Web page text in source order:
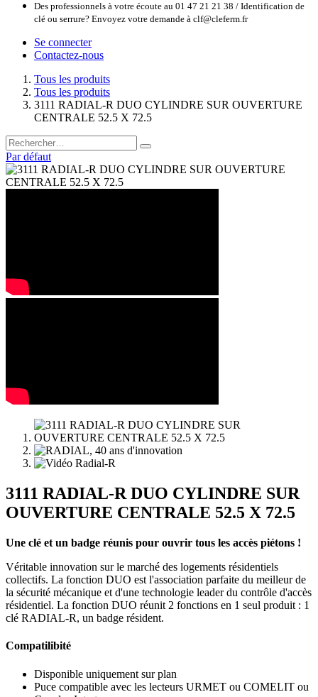
Des professionnels à votre écoute au 01 47 21 21 38 / Identification de
clé ou serrure? Envoyez votre demande à clf@cleferm.fr
Se connecter
Contactez-nous
Tous les produits
Tous les produits
3111 RADIAL-R DUO CYLINDRE SUR OUVERTURE
CENTRALE 52.5 X 72.5
Par défaut
3111 RADIAL-R DUO CYLINDRE SUR
OUVERTURE CENTRALE 52.5 X 72.5
Une clé et un badge réunis pour ouvrir tous les accès piétons !
Véritable innovation sur le marché des logements résidentiels
collectifs. La fonction DUO est l'association parfaite du meilleur de
la sécurité mécanique et d'une technologie leader du contrôle d'accès
résidentiel. La fonction DUO réunit 2 fonctions en 1 seul produit : 1
clé RADIAL-R, un badge résident.
Compatilibité
Disponible uniquement sur plan
Puce compatible avec les lecteurs URMET ou COMELIT ou